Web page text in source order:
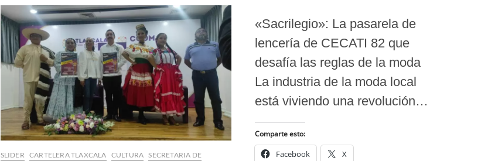
festival
de
cerveza
artesanal
en
Tlaxcala
SLIDER CARTELERA TLAXCALA CULTURA SECRETARIA DE
«Sacrilegio»: La pasarela de
lencería de CECATI 82 que
desafía las reglas de la moda
La industria de la moda local
está viviendo una revolución…
Comparte esto:
Facebook X